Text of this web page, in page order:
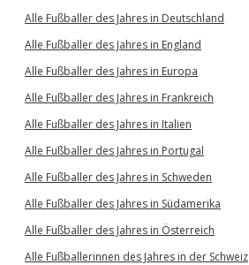
Alle Fußballer des Jahres in Deutschland
Alle Fußballer des Jahres in England
Alle Fußballer des Jahres in Europa
Alle Fußballer des Jahres in Frankreich
Alle Fußballer des Jahres in Italien
Alle Fußballer des Jahres in Portugal
Alle Fußballer des Jahres in Schweden
Alle Fußballer des Jahres in Südamerika
Alle Fußballer des Jahres in Österreich
Alle Fußballerinnen des Jahres in der Schweiz